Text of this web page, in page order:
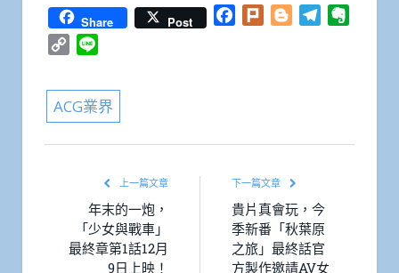
Share Post Facebook
Plurk BloggerTelegram
Copy
ACG業界
上一篇文章
年末的一炮，
「少女與戰車」
最終章第1話12月
9日上映！
下一篇文章
貴片真會玩，今
季新番「秋葉原
之旅」最終話官
方製作邀請AV女